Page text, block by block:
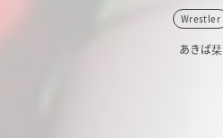
Wrestler
あきば栞